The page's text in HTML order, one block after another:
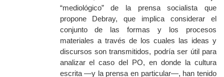
“mediológico” de la prensa socialista que
propone Debray, que implica considerar el
conjunto de las formas y los procesos
materiales a través de los cuales las ideas y
discursos son transmitidos, podría ser útil para
analizar el caso del PO, en donde la cultura
escrita —y la prensa en particular—, han tenido